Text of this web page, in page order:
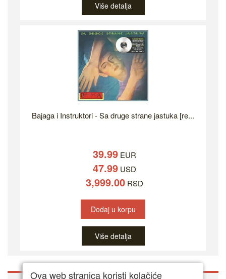
Više detalja
Bajaga i Instruktori - Sa druge strane jastuka [re...
39.99EUR
47.99USD
3,999.00RSD
Dodaj u korpu
Više detalja
Ova web stranica koristi kolačiće